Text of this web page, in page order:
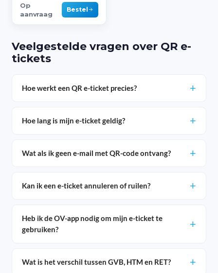
Op
aanvraag
Bestel
Veelgestelde vragen over QR e-
tickets
Hoe werkt een QR e-ticket precies?
Hoe lang is mijn e-ticket geldig?
Wat als ik geen e-mail met QR-code ontvang?
Kan ik een e-ticket annuleren of ruilen?
Heb ik de OV-app nodig om mijn e-ticket te
gebruiken?
Wat is het verschil tussen GVB, HTM en RET?